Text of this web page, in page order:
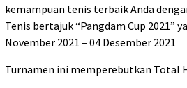
kemampuan tenis terbaik Anda
Tenis bertajuk “Pangdam Cup 2021”
November 2021 – 04 Desember 2021
Turnamen ini memperebutkan Total